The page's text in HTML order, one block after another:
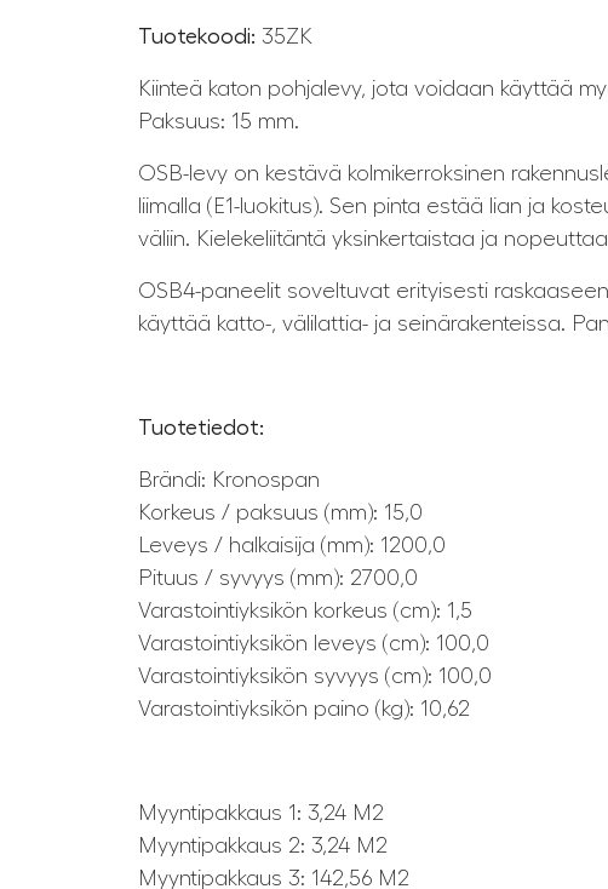
Tuotekoodi: 35ZK
Kiinteä katon pohjalevy, jota voidaan käyttää
Paksuus: 15 mm.
OSB-levy on kestävä kolmikerroksinen
liimalla (E1-luokitus). Sen pinta estää lian ja
väliin. Kielekeliitäntä yksinkertaistaa ja
OSB4-paneelit soveltuvat erityisesti
käyttää katto-, välilattia- ja seinärakenteissa.
Tuotetiedot:
Brändi: Kronospan
Korkeus / paksuus (mm): 15,0
Leveys / halkaisija (mm): 1200,0
Pituus / syvyys (mm): 2700,0
Varastointiyksikön korkeus (cm): 1,5
Varastointiyksikön leveys (cm): 100,0
Varastointiyksikön syvyys (cm): 100,0
Varastointiyksikön paino (kg): 10,62
Myyntipakkaus 1: 3,24 M2
Myyntipakkaus 2: 3,24 M2
Myyntipakkaus 3: 142,56 M2